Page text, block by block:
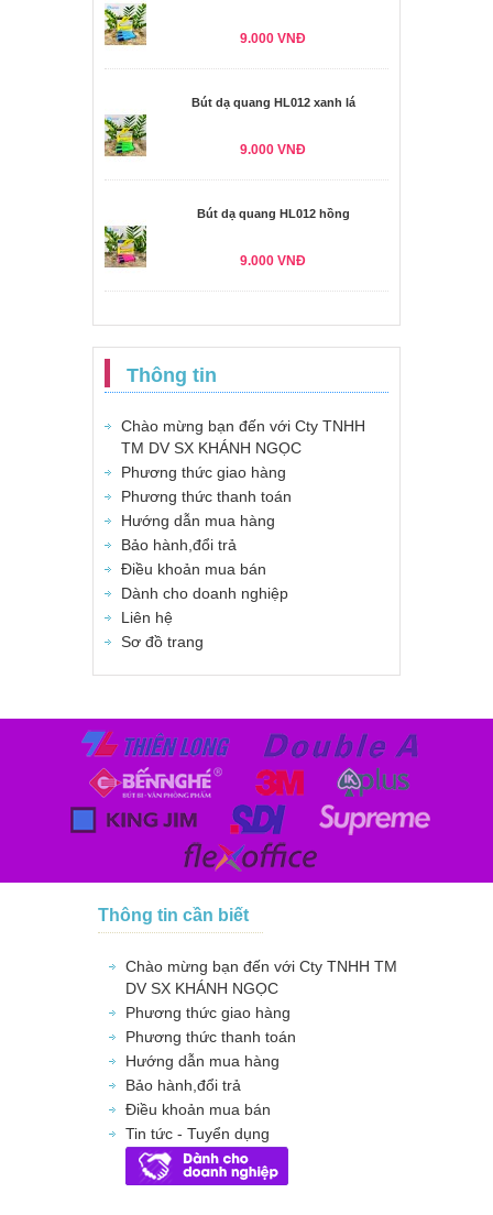
9.000 VNĐ
Bút dạ quang HL012 xanh lá
9.000 VNĐ
Bút dạ quang HL012 hồng
9.000 VNĐ
Thông tin
Chào mừng bạn đến với Cty TNHH
TM DV SX KHÁNH NGỌC
Phương thức giao hàng
Phương thức thanh toán
Hướng dẫn mua hàng
Bảo hành,đổi trả
Điều khoản mua bán
Dành cho doanh nghiệp
Liên hệ
Sơ đồ trang
Thông tin cần biết
Chào mừng bạn đến với Cty TNHH TM
DV SX KHÁNH NGỌC
Phương thức giao hàng
Phương thức thanh toán
Hướng dẫn mua hàng
Bảo hành,đổi trả
Điều khoản mua bán
Tin tức - Tuyển dụng